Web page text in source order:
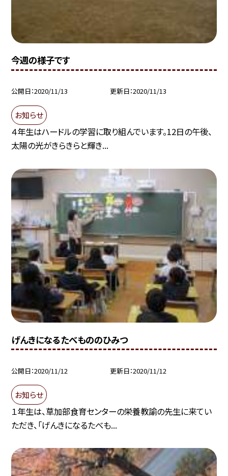
今週の様子です
公開日 2020/11/13 更新日 2020/11/13
お知らせ
４年生はハードルの学習に取り組んでいます。12日の午後、
太陽の光がきらきらと輝き...
げんきになるたべもののひみつ
公開日 2020/11/12 更新日 2020/11/12
お知らせ
１年生は、草加部食育センターの栄養教諭の先生に来てい
ただき、「げんきになるたべも...